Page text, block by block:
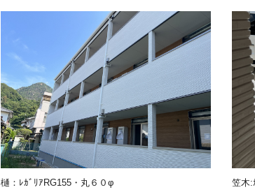
樋：ﾚｶﾞﾘｱRG155・丸６０φ 笠木: